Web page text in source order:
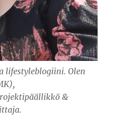
lifestyleblogiini. Olen
&